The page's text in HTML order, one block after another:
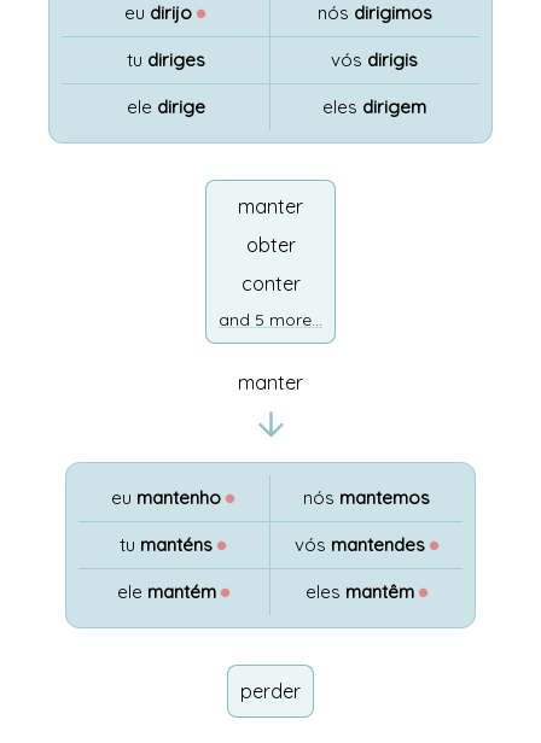
eu dirijo ●
tu diriges
ele dirige
nós dirigimos
vós dirigis
eles dirigem
manter
obter
conter
and 5 more...
manter
eu mantenho ●
tu manténs ●
ele mantém ●
nós mantemos
vós mantendes ●
eles mantêm ●
perder